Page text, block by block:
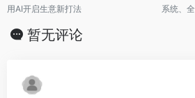
用AI开启生意新打法
暂无评论